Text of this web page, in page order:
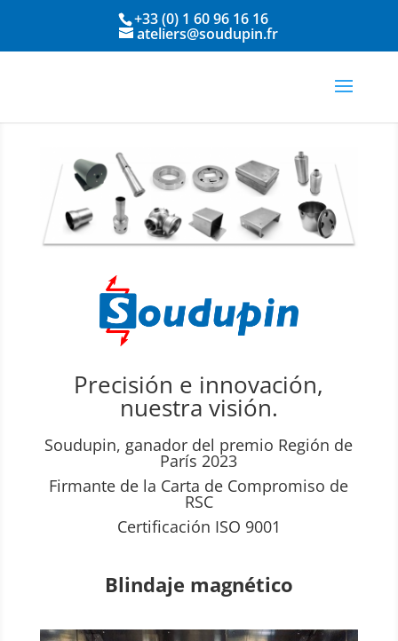
+33 (0) 1 60 96 16 16
ateliers@soudupin.fr
Precisión e innovación,
nuestra visión.
Soudupin, ganador del premio Región de
París 2023
Firmante de la Carta de Compromiso de
RSC
Certificación ISO 9001
Blindaje magnético